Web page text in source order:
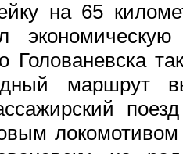
на 65
Голованевска
маршрут